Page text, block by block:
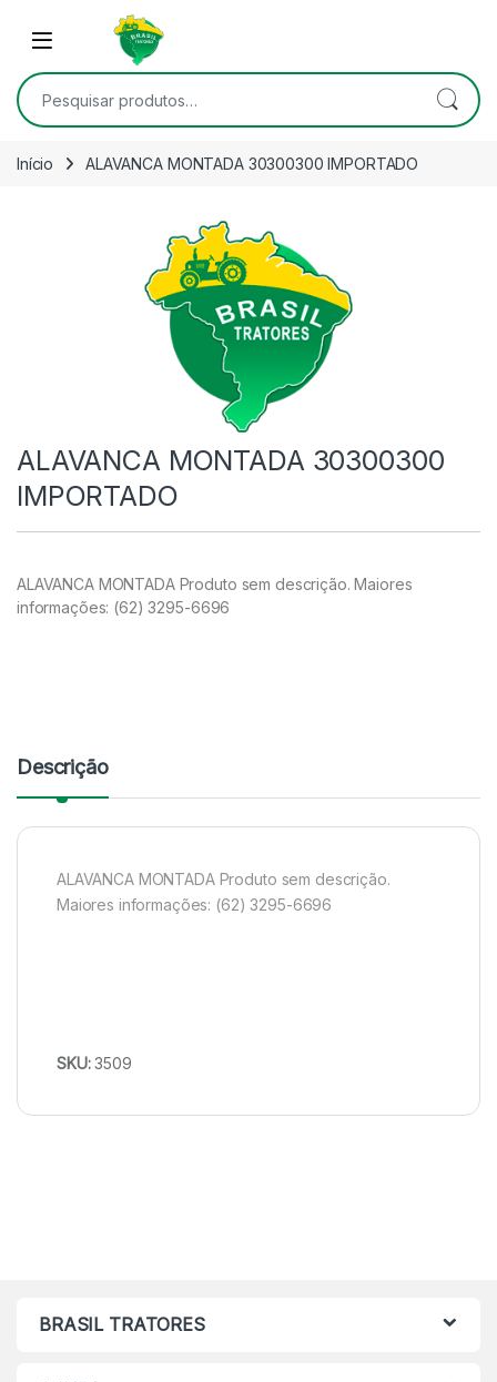
Skip to navigation
Open
Pesquisar por:
Início ALAVANCA MONTADA 30300300 IMPORTADO
ALAVANCA MONTADA 30300300
IMPORTADO
ALAVANCA MONTADA Produto sem descrição. Maiores
informações: (62) 3295-6696
Descrição
ALAVANCA MONTADA Produto sem descrição.
Maiores informações: (62) 3295-6696
SKU:3509
BRASIL TRATORES